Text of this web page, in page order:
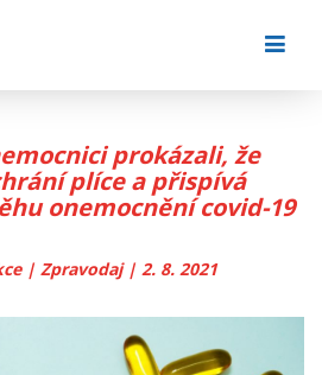
prokázali, že
plíce a přispívá
onemocnění covid-19
| Zpravodaj | 2. 8. 2021